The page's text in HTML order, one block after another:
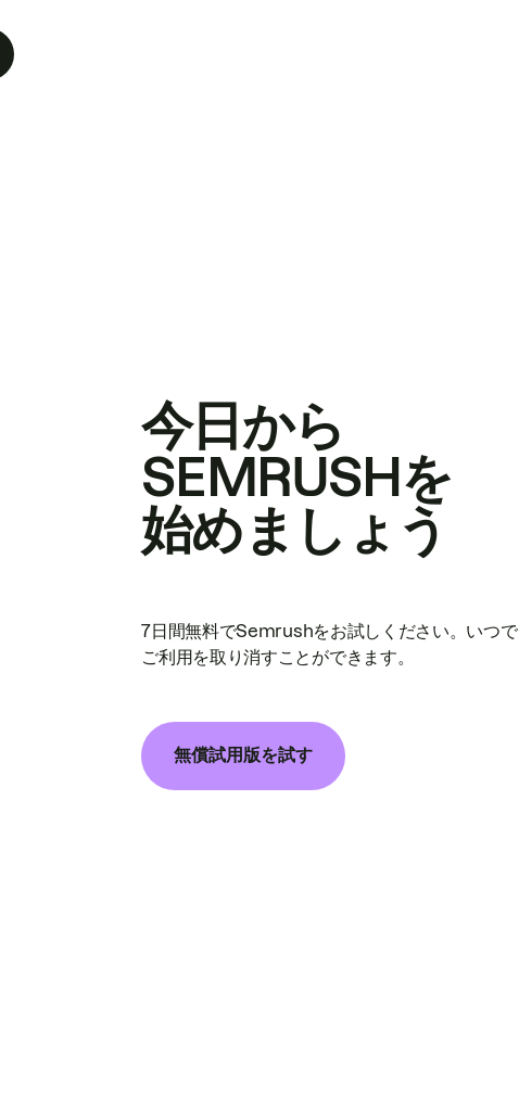
今日から
SEMRUSHを
始めましょう
7日間無料でSemrushをお試しください。いつ
ご利用を取り消すことができます。
無償試用版を試す